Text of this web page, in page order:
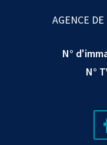
AGENCE
N°
N°